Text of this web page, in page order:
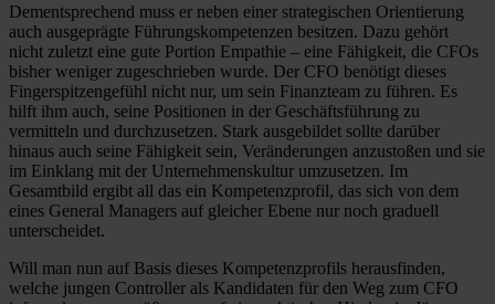
Dementsprechend muss er neben einer strategischen Orientierung
auch ausgeprägte Führungskompetenzen besitzen. Dazu gehört
nicht zuletzt eine gute Portion Empathie – eine Fähigkeit, die CFOs
bisher weniger zugeschrieben wurde. Der CFO benötigt dieses
Fingerspitzengefühl nicht nur, um sein Finanzteam zu führen. Es
hilft ihm auch, seine Positionen in der Geschäftsführung zu
vermitteln und durchzusetzen. Stark ausgebildet sollte darüber
hinaus auch seine Fähigkeit sein, Veränderungen anzustoßen und sie
im Einklang mit der Unternehmenskultur umzusetzen. Im
Gesamtbild ergibt all das ein Kompetenzprofil, das sich von dem
eines General Managers auf gleicher Ebene nur noch graduell
unterscheidet.
Will man nun auf Basis dieses Kompetenzprofils herausfinden,
welche jungen Controller als Kandidaten für den Weg zum CFO